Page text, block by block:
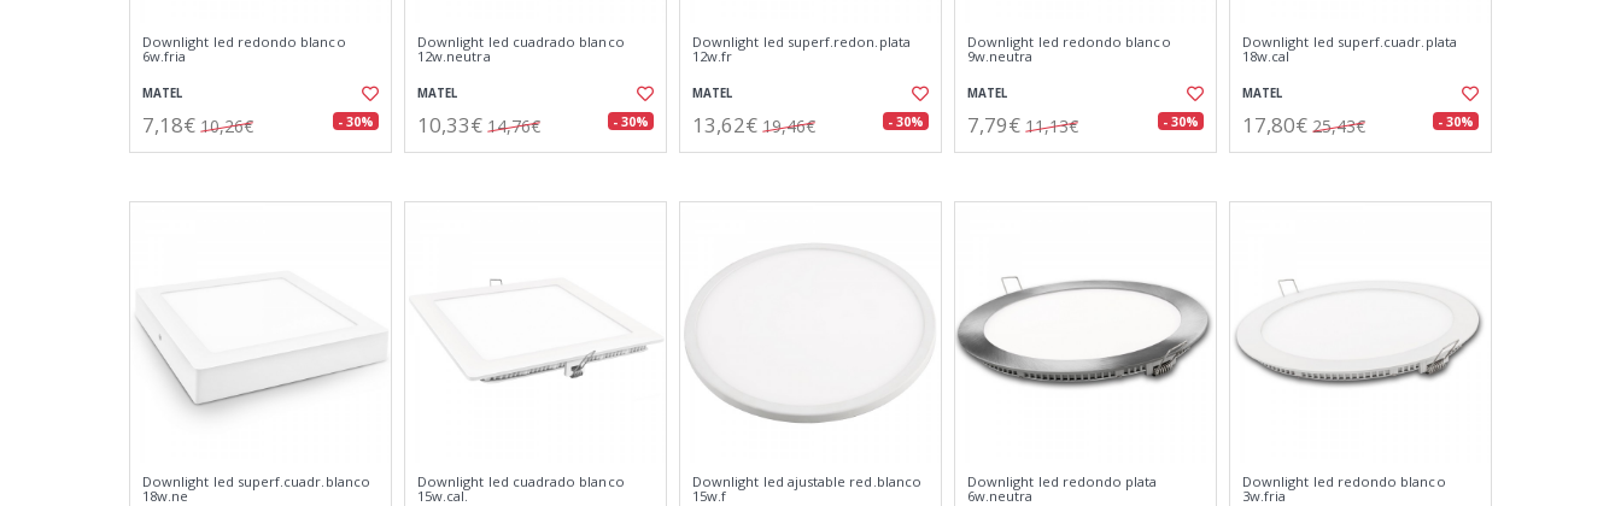
Downlight led redondo blanco
6w.fria
MATEL
7,18€ 10,26€ - 30%
Downlight led cuadrado blanco
12w.neutra
MATEL
10,33€ 14,76€ - 30%
Downlight led superf.redon.plata
12w.fr
MATEL
13,62€ 19,46€ - 30%
Downlight led redondo blanco
9w.neutra
MATEL
7,79€ 11,13€ - 30%
Downlight led superf.cuadr.plata
18w.cal
MATEL
17,80€ 25,43€ - 30%
Downlight led superf.cuadr.blanco
18w.ne
Downlight led cuadrado blanco
15w.cal.
Downlight led ajustable red.blanco
15w.f
Downlight led redondo plata
6w.neutra
Downlight led redondo blanco
3w.fria